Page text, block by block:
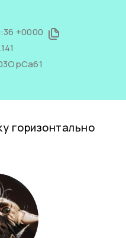
+0000
горизонтально